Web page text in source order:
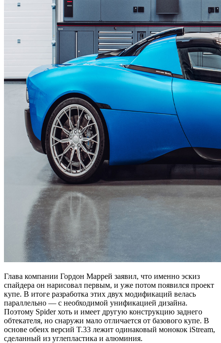
Глава компании Гордон Маррей заявил, что именно эскиз
спайдера он нарисовал первым, и уже потом появился проект
купе. В итоге разработка этих двух модификаций велась
параллельно — с необходимой унификацией дизайна.
Поэтому Spider хоть и имеет другую конструкцию заднего
обтекателя, но снаружи мало отличается от базового купе. В
основе обеих версий T.33 лежит одинаковый монокок iStream,
сделанный из углепластика и алюминия.